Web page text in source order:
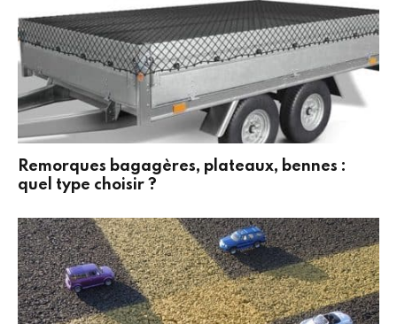
Remorques bagagères, plateaux, bennes :
quel type choisir ?